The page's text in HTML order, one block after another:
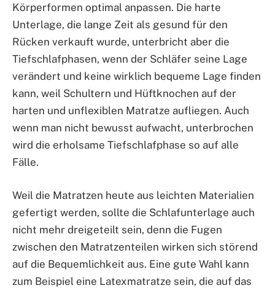
Körperformen optimal anpassen. Die harte
Unterlage, die lange Zeit als gesund für den
Rücken verkauft wurde, unterbricht aber die
Tiefschlafphasen, wenn der Schläfer seine Lage
verändert und keine wirklich bequeme Lage finden
kann, weil Schultern und Hüftknochen auf der
harten und unflexiblen Matratze aufliegen. Auch
wenn man nicht bewusst aufwacht, unterbrochen
wird die erholsame Tiefschlafphase so auf alle
Fälle.
Weil die Matratzen heute aus leichten Materialien
gefertigt werden, sollte die Schlafunterlage auch
nicht mehr dreigeteilt sein, denn die Fugen
zwischen den Matratzenteilen wirken sich störend
auf die Bequemlichkeit aus. Eine gute Wahl kann
zum Beispiel eine Latexmatratze sein, die auf das